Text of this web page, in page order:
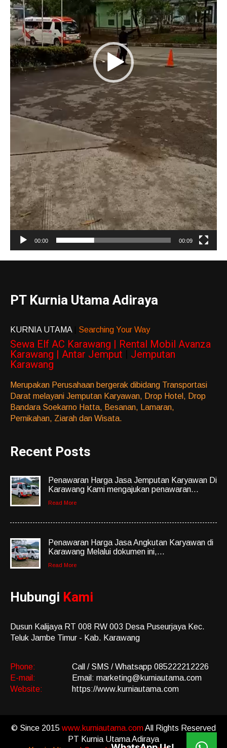
00:00 00:09
PT Kurnia Utama Adiraya
KURNIA UTAMA Searching Your Way
Sewa Elf AC Karawang | Rental Mobil Avanza
Karawang | Antar Jemput
Jemputan
Karawang
Merupakan Perusahaan bergerak dibidang Transportasi
Darat melayani Jemputan Karyawan, Drop Hotel, Drop
Bandara Soekarno Hatta, Besanan, Lamaran,
Pernikahan, Ziarah dan Wisata.
Recent Posts
Penawaran Harga Jasa Jemputan Karyawan Di
Karawang Kami mengajukan penawaran...
Read More
Penawaran Harga Jasa Angkutan Karyawan di
Karawang Melalui dokumen ini,...
Read More
Hubungi Kami
Dusun Kalijaya RT 008 RW 003 Desa Puseurjaya Kec.
Teluk Jambe Timur - Kab. Karawang
Phone:
Call / SMS / Whatsapp 085222212226
E-mail:
Email: marketing@kurniautama.com
Website:
https://www.kurniautama.com
© Since 2015 www.kurniautama.comAll Rights Reserved
PT Kurnia Utama Adiraya